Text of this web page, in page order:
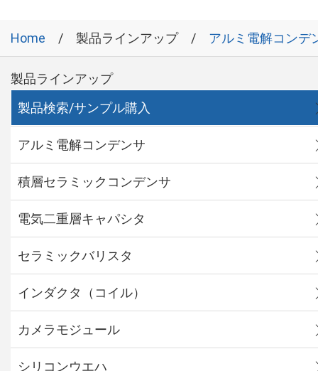
Home 製品ラインアップ アルミ電解コンデ
製品ラインアップ
製品検索/サンプル購入
アルミ電解コンデンサ
積層セラミックコンデンサ
電気二重層キャパシタ
セラミックバリスタ
インダクタ（コイル）
カメラモジュール
シリコンウエハ